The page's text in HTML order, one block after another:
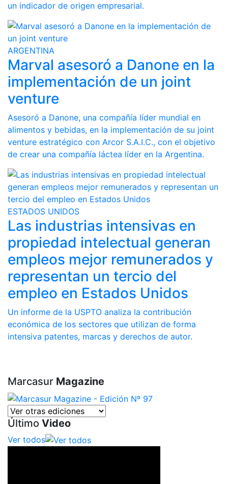
un indicador de origen empresarial.
ARGENTINA
Marval asesoró a Danone en la
implementación de un joint
venture
Asesoró a Danone, una compañía líder mundial en
alimentos y bebidas, en la implementación de su joint
venture estratégico con Arcor S.A.I.C., con el objetivo
de crear una compañía láctea líder en la Argentina.
ESTADOS UNIDOS
Las industrias intensivas en
propiedad intelectual generan
empleos mejor remunerados y
representan un tercio del
empleo en Estados Unidos
Un informe de la USPTO analiza la contribución
económica de los sectores que utilizan de forma
intensiva patentes, marcas y derechos de autor.
Marcasur Magazine
Último Video
Ver todos